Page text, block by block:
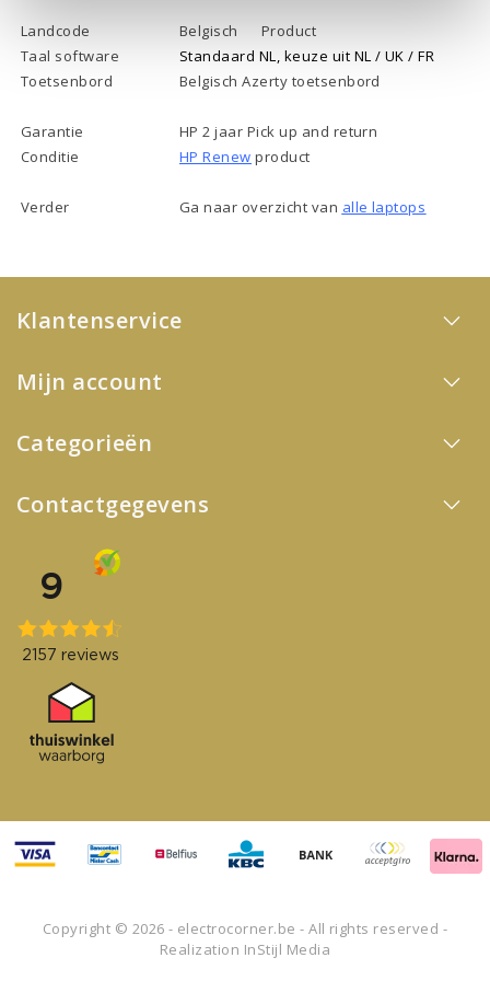
Landcode Belgisch
Product
Taal software
Standaard NL, keuze uit NL / UK / FR
Toetsenbord
Belgisch Azerty toetsenbord
Garantie
HP 2 jaar Pick up and return
Conditie
HP Renew product
Verder Ga naar overzicht van alle laptops
Klantenservice
Mijn account
Categorieën
Contactgegevens
Copyright © 2026 - electrocorner.be - All rights reserved -
Realization InStijl Media